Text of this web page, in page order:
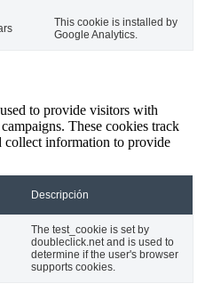
This cookie is installed by
Google Analytics.
to provide visitors with
These cookies track
collect information to provide
Descripción
The test_cookie is set by
doubleclick.net and is used to
determine if the user's browser
supports cookies.